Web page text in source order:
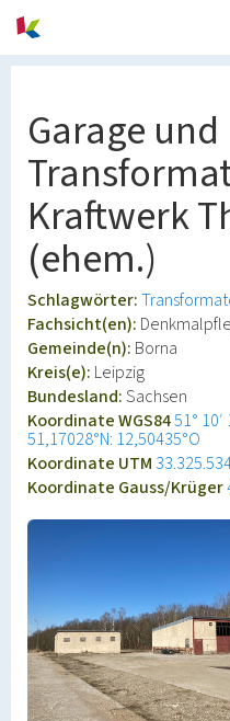
Garage und
Kraftwerk
(ehem.)
Schlagwörter:
Fachsicht(en):
Gemeinde(n): Borna
Kreis(e): Leipzig
Bundesland:Sachsen
Koordinate WGS8451° 10′
51,17028°N: 12,50435°O
Koordinate UTM
Koordinate Gauss/Krüger